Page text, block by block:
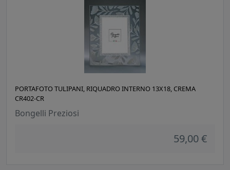
PORTAFOTO TULIPANI, RIQUADRO INTERNO 13X18, CREMA
CR402-CR
Bongelli Preziosi
59,00 €